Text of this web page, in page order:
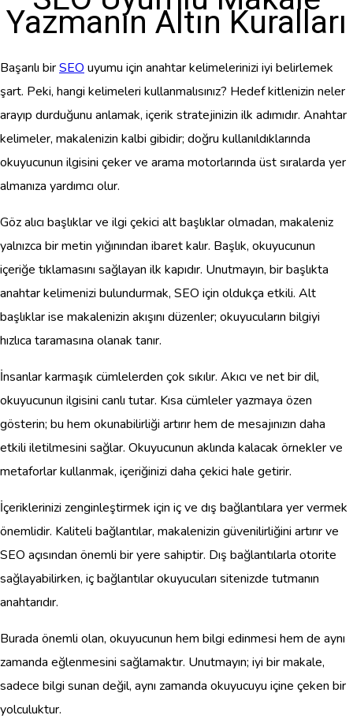
Yazmanın Altın Kuralları
Başarılı birSEO uyumu için anahtar kelimelerinizi iyi belirlemek
şart. Peki, hangi kelimeleri kullanmalısınız? Hedef kitlenizin neler
arayıp durduğunu anlamak, içerik stratejinizin ilk adımıdır. Anahtar
kelimeler, makalenizin kalbi gibidir; doğru kullanıldıklarında
okuyucunun ilgisini çeker ve arama motorlarında üst sıralarda yer
almanıza yardımcı olur.
Göz alıcı başlıklar ve ilgi çekici alt başlıklar olmadan, makaleniz
yalnızca bir metin yığınından ibaret kalır. Başlık, okuyucunun
içeriğe tıklamasını sağlayan ilk kapıdır. Unutmayın, bir başlıkta
anahtar kelimenizi bulundurmak, SEO için oldukça etkili. Alt
başlıklar ise makalenizin akışını düzenler; okuyucuların bilgiyi
hızlıca taramasına olanak tanır.
İnsanlar karmaşık cümlelerden çok sıkılır. Akıcı ve net bir dil,
okuyucunun ilgisini canlı tutar. Kısa cümleler yazmaya özen
gösterin; bu hem okunabilirliği artırır hem de mesajınızın daha
etkili iletilmesini sağlar. Okuyucunun aklında kalacak örnekler ve
metaforlar kullanmak, içeriğinizi daha çekici hale getirir.
İçeriklerinizi zenginleştirmek için iç ve dış bağlantılara yer vermek
önemlidir. Kaliteli bağlantılar, makalenizin güvenilirliğini artırır ve
SEO açısından önemli bir yere sahiptir. Dış bağlantılarla otorite
sağlayabilirken, iç bağlantılar okuyucuları sitenizde tutmanın
anahtarıdır.
Burada önemli olan, okuyucunun hem bilgi edinmesi hem de aynı
zamanda eğlenmesini sağlamaktır. Unutmayın; iyi bir makale,
sadece bilgi sunan değil, aynı zamanda okuyucuyu içine çeken bir
yolculuktur.